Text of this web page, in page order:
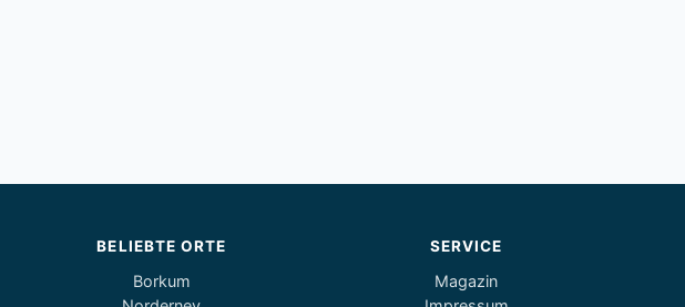
BELIEBTE ORTE
Borkum
SERVICE
Magazin